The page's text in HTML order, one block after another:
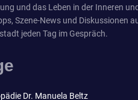
und das Leben in der Inneren
Szene-News und Diskussionen
jeden Tag im Gespräch.